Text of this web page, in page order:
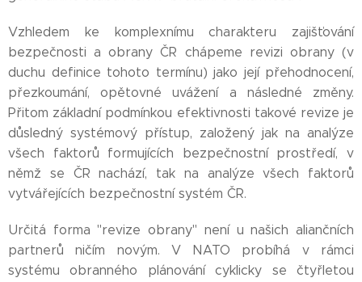
Vzhledem ke komplexnímu charakteru zajišťování
bezpečnosti a obrany ČR chápeme revizi obrany (v
duchu definice tohoto termínu) jako její přehodnocení,
přezkoumání, opětovné uvážení a následné změny.
Přitom základní podmínkou efektivnosti takové revize je
důsledný systémový přístup, založený jak na analýze
všech faktorů formujících bezpečnostní prostředí, v
němž se ČR nachází, tak na analýze všech faktorů
vytvářejících bezpečnostní systém ČR.
Určitá forma "revize obrany" není u našich aliančních
partnerů ničím novým. V NATO probíhá v rámci
systému obranného plánování cyklicky se čtyřletou